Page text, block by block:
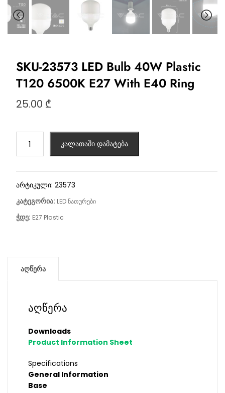
SKU-23573 LED Bulb 40W Plastic
T120 6500K E27 With E40 Ring
25.00 ₾
კალათაში დამატება
არტიკული: 23573
კატეგორია: LED ნათურები
ჭდე: E27 Plastic
აღწერა
აღწერა
Downloads
Product Information Sheet
Specifications
General Information
Base